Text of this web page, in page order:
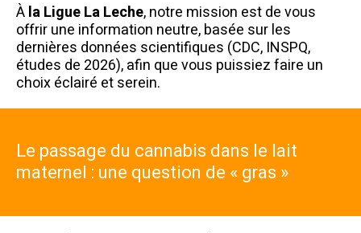
Àla Ligue La Leche, notre mission est de vous
offrir une information neutre, basée sur les
dernières données scientifiques (CDC, INSPQ,
études de 2026), afin que vous puissiez faire un
choix éclairé et serein.
Le passage du cannabis dans le lait
maternel : une question de « gras »